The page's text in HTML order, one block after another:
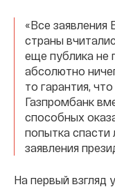
«Все заявления
страны
еще публика не
абсолютно
то гарантия,
Газпромбанк
способных
попытка спасти
заявления
На первый взгляд